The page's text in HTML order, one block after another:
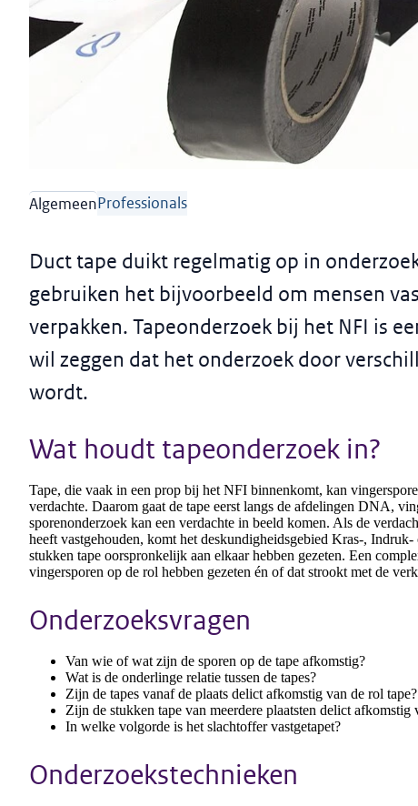
Tapeonderzoek
AlgemeenProfessionals
Duct tape duikt regelmatig op in
gebruiken het bijvoorbeeld om mensen
verpakken. Tapeonderzoek bij het NFI is
wil zeggen dat het onderzoek door
wordt.
Wat houdt tapeonderzoek in?
Tape, die vaak in een prop bij het NFI binnenkomt, kan
verdachte. Daarom gaat de tape eerst langs de afdelingen DNA,
sporenonderzoek kan een verdachte in beeld komen. Als de
heeft vastgehouden, komt het deskundigheidsgebied Kras-,
stukken tape oorspronkelijk aan elkaar hebben gezeten. Een
vingersporen op de rol hebben gezeten én of dat strookt met de
Onderzoeksvragen
Van wie of wat zijn de sporen op de tape afkomstig?
Wat is de onderlinge relatie tussen de tapes?
Zijn de tapes vanaf de plaats delict afkomstig van de rol tape?
Zijn de stukken tape van meerdere plaatsten delict afkomstig
In welke volgorde is het slachtoffer vastgetapet?
Onderzoekstechnieken